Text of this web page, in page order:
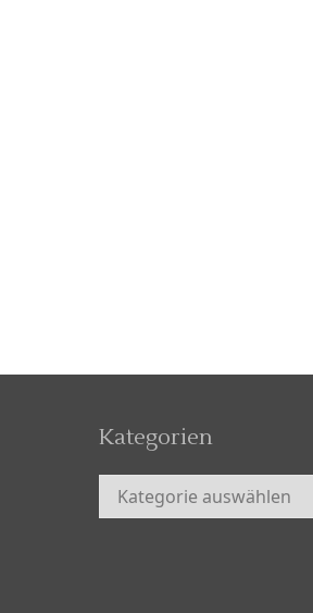
Kategorien
Kategorien